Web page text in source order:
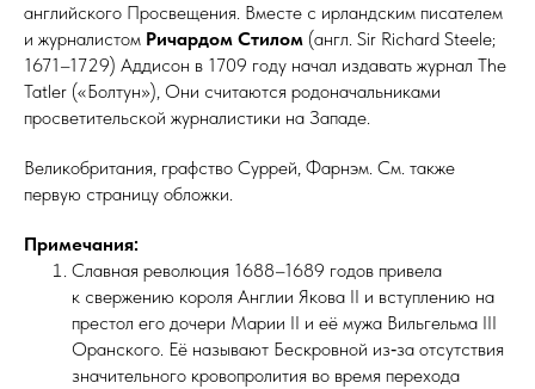
английского Просвещения. Вместе с ирландским писателем
и журналистом Ричардом Стилом (англ. Sir Richard Steele;
1671–1729) Аддисон в 1709 году начал издавать журнал The
Tatler («Болтун»), Они считаются родоначальниками
просветительской журналистики на Западе.
Великобритания, графство Суррей, Фарнэм. См. также
первую страницу обложки.
Примечания:
Славная революция 1688–1689 го­дов привела
к свержению короля Ан­глии Якова II и вступлению на
престол его дочери Марии II и её мужа Вильгельма III
Оранского. Её называют Бескровной из‑за отсутствия
значительного кровопролития во время перехода